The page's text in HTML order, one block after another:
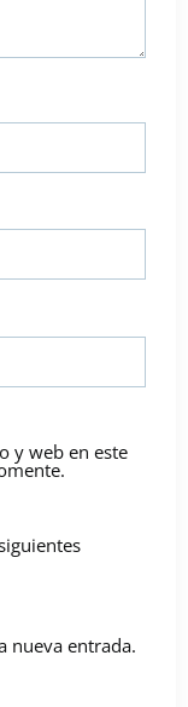
y web en este
nueva entrada.